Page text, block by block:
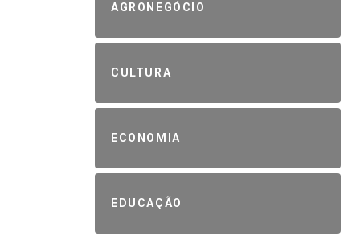
AGRONEGÓCIO
CULTURA
ECONOMIA
EDUCAÇÃO